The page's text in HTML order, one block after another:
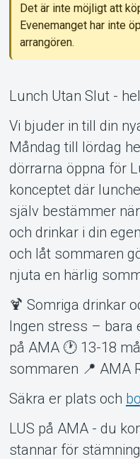
Om
Det är inte möjligt att
Evenemanget har inte
arrangören.
Lunch Utan Slut -
Vi bjuder in till din
Måndag till lördag
dörrarna öppna för
konceptet där
själv bestämmer
och drinkar i din
och låt sommaren
njuta en härlig
🍹 Somriga drinkar
Ingen stress – bara
på AMA 🕐 13-18
sommaren 📍 AMA
Säkra er plats och
LUS på AMA - du
stannar för